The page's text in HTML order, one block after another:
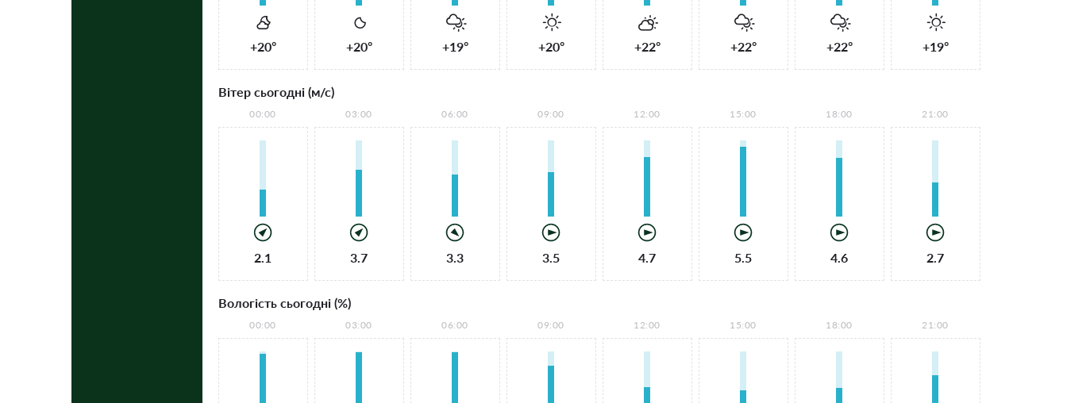
+20° +20° +19° +20° +22° +22° +22° +19°
Вітер сьогодні (м/с)
00:00
2.1
03:00
3.7
06:00
3.3
09:00
3.5
12:00
4.7
15:00
5.5
18:00
4.6
21:00
2.7
Вологість сьогодні (%)
00:00 03:00 06:00 09:00 12:00 15:00 18:00 21:00